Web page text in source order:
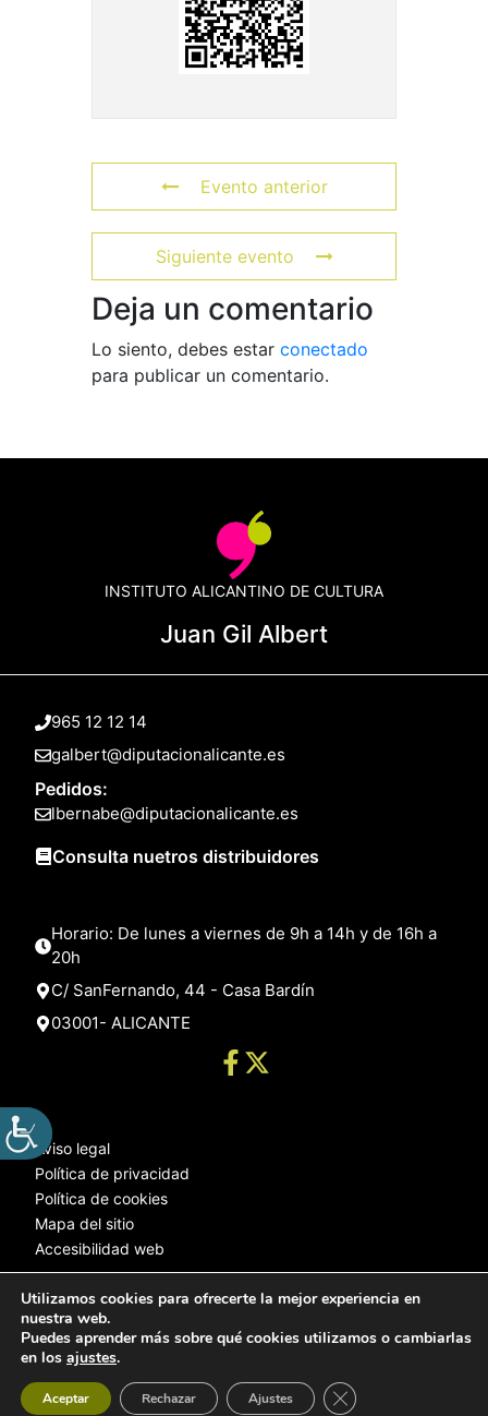
Evento anterior
Siguiente evento
Deja un comentario
Lo siento, debes estar conectado
para publicar un comentario.
INSTITUTO ALICANTINO DE CULTURA
Juan Gil Albert
965 12 12 14
galbert@diputacionalicante.es
Pedidos:
lbernabe@diputacionalicante.es
Consulta nuetros distribuidores
Horario: De lunes a viernes de 9h a 14h y de 16h a
20h
C/ SanFernando, 44 - Casa Bardín
03001- ALICANTE
Aviso legal
Política de privacidad
Política de cookies
Mapa del sitio
Accesibilidad web
© 2025 Web desarrollada por el Servicio de Informática de Diputación
Utilizamos cookies para ofrecerte la mejor experiencia en
nuestra web.
Puedes aprender más sobre qué cookies utilizamos o cambiarlas
en los ajustes.
Aceptar Rechazar Ajustes Cerrar el banner de